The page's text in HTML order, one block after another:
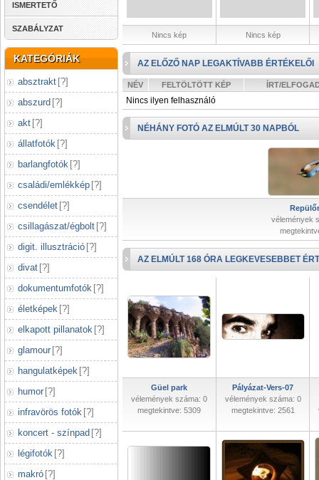
ISMERTETŐ
SZABÁLYZAT
KATEGÓRIÁK
absztrakt [?]
abszurd [?]
akt [?]
állatfotók [?]
barlangfotók [?]
családi/emlékkép [?]
csendélet [?]
csillagászat/égbolt [?]
digit. illusztráció [?]
divat [?]
dokumentumfotók [?]
életképek [?]
elkapott pillanatok [?]
glamour [?]
hangulatképek [?]
humor [?]
infravörös fotók [?]
koncert - színpad [?]
légifotók [?]
makró [?]
Nincs kép Nincs kép
AZ ELŐZŐ NAP LEGAKTÍVABB ÉRTÉKELŐI
NÉV FELTÖLTÖTT KÉP ÍRT/
Nincs ilyen felhasználó
NÉHÁNY FOTÓ AZ ELMÚLT 30 NAPBÓL
vélemények
AZ ELMÚLT 168 ÓRA LEGKEVESEBBET
Güel park
vélemények száma: 0
megtekintve: 5309
Pályázat-Vers-07
vélemények száma: 0
megtekintve: 2561